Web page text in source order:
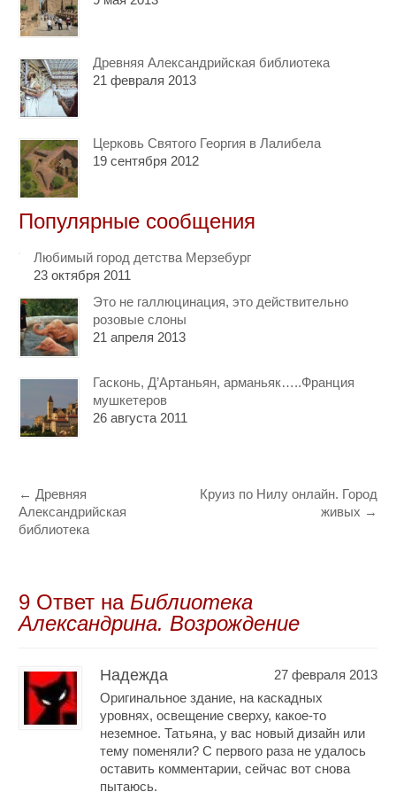
Древняя Александрийская библиотека
21 февраля 2013
Церковь Святого Георгия в Лалибела
19 сентября 2012
Популярные сообщения
Любимый город детства Мерзебург
23 октября 2011
Это не галлюцинация, это действительно
розовые слоны
21 апреля 2013
Гасконь, Д’Артаньян, арманьяк…..Франция
мушкетеров
26 августа 2011
← Древняя
Александрийская
библиотека
Круиз по Нилу онлайн. Город
живых →
9 Oтвет на Библиотека
Александрина. Возрождение
Надежда
27 февраля 2013
Оригинальное здание, на каскадных
уровнях, освещение сверху, какое-то
неземное. Татьяна, у вас новый дизайн или
тему поменяли? С первого раза не удалось
оставить комментарии, сейчас вот снова
пытаюсь.